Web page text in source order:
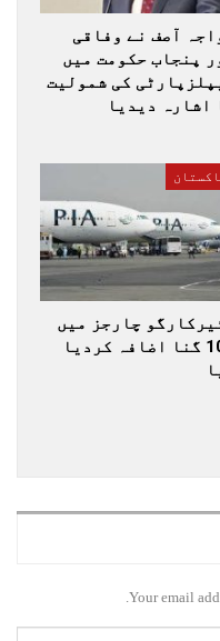
آصف نے وفاقی
پنجاب حکومت میں
کی شمولیت
اشارہ دیدیا
چارجز میں
100 گنا اضافہ کردیا
Your email